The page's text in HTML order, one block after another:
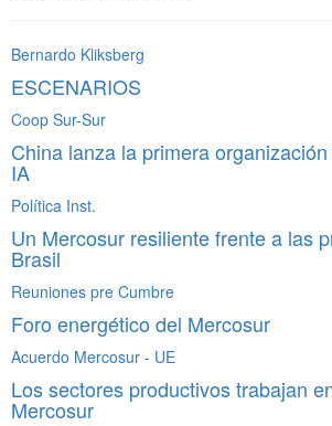
Bernardo Kliksberg
ESCENARIOS
Coop Sur-Sur
China lanza la primera
IA
Política Inst.
Un Mercosur resiliente frente a las
Brasil
Reuniones pre Cumbre
Foro energético del Mercosur
Acuerdo Mercosur - UE
Los sectores productivos trabajan
Mercosur